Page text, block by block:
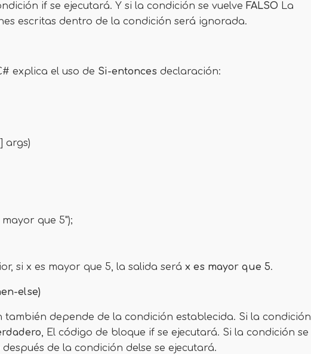
if se ejecutará. Y si la condición se vuelve FALSO La
escritas dentro de la condición será ignorada.
explica el uso de Si-entonces declaración:
args)
que 5");
si x es mayor que 5, la salida será x es mayor que 5.
else)
también depende de la condición establecida. Si la condición
, El código de bloque if se ejecutará. Si la condición se
después de la condición delse se ejecutará.